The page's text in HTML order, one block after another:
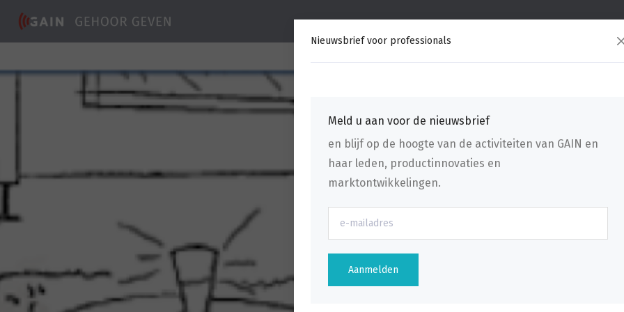
Nieuwsbrief voor professionals
Meld u aan voor de nieuwsbrief
en blijf op de hoogte van de activiteiten van GAIN en
haar leden, productinnovaties en
marktontwikkelingen.